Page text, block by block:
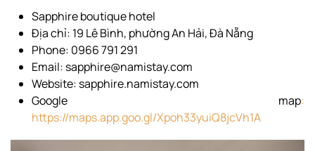
Sapphire boutique hotel
Địa chỉ: 19 Lê Bình, phường An Hải, Đà Nẵng
Phone: 0966 791 291
Email: sapphire@namistay.com
Website: sapphire.namistay.com
Google map:
https://maps.app.goo.gl/Xpoh33yuiQ8jcVh1A